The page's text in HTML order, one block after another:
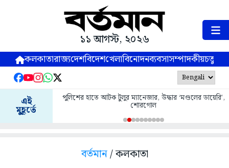
১১ আগস্ট, ২০২৬
কলকাতারাজ্যদেশবিদেশখেলাবিনোদনব্যবসাসম্পাদকীয়
এই
মুহূর্তে
পুলিশের হাতে আটক টুলুর ম্যানেজার, উদ্ধার ‘মণ্ডলের ডায়েরি’,
শোরগোল
বর্তমান/ কলকাতা